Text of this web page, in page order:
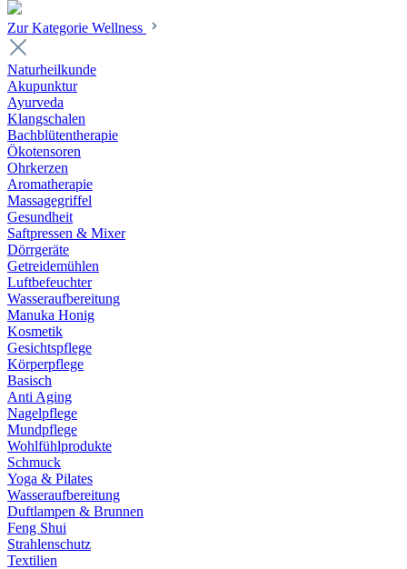
Zur Kategorie Wellness
Naturheilkunde
Akupunktur
Ayurveda
Klangschalen
Bachblütentherapie
Ökotensoren
Ohrkerzen
Aromatherapie
Massagegriffel
Gesundheit
Saftpressen & Mixer
Dörrgeräte
Getreidemühlen
Luftbefeuchter
Wasseraufbereitung
Manuka Honig
Kosmetik
Gesichtspflege
Körperpflege
Basisch
Anti Aging
Nagelpflege
Mundpflege
Wohlfühlprodukte
Schmuck
Yoga & Pilates
Wasseraufbereitung
Duftlampen & Brunnen
Feng Shui
Strahlenschutz
Textilien